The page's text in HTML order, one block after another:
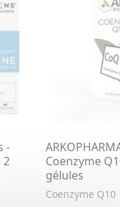
-
2
Coenzyme
gélules
Coenzyme Q10